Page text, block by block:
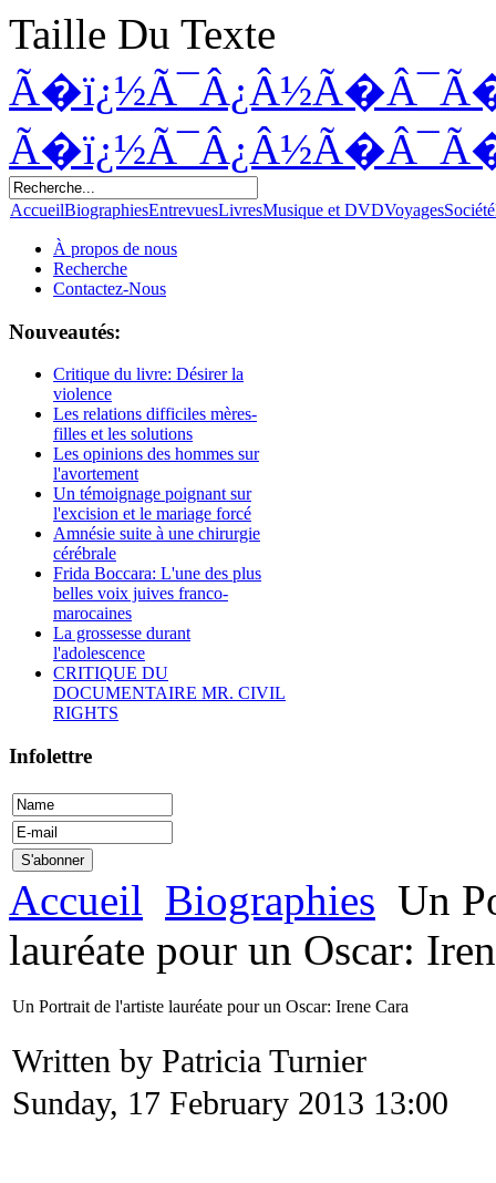
Taille Du Texte
AccueilBiographiesEntrevuesLivresMusique et DVDVoyagesSociété
À propos de nous
Recherche
Contactez-Nous
Nouveautés:
Critique du livre: Désirer la
violence
Les relations difficiles mères-
filles et les solutions
Les opinions des hommes sur
l'avortement
Un témoignage poignant sur
l'excision et le mariage forcé
Amnésie suite à une chirurgie
cérébrale
Frida Boccara: L'une des plus
belles voix juives franco-
marocaines
La grossesse durant
l'adolescence
CRITIQUE DU
DOCUMENTAIRE MR. CIVIL
RIGHTS
Infolettre
Accueil Biographies Un
lauréate pour un Oscar:
Un Portrait de l'artiste lauréate pour un Oscar: Irene Cara
Written by Patricia Turnier
Sunday, 17 February 2013 13:00